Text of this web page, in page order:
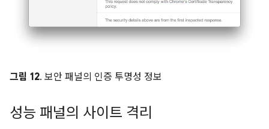
그림 12. 보안 패널의 인증 투명성 정보
성능 패널의 사이트 격리